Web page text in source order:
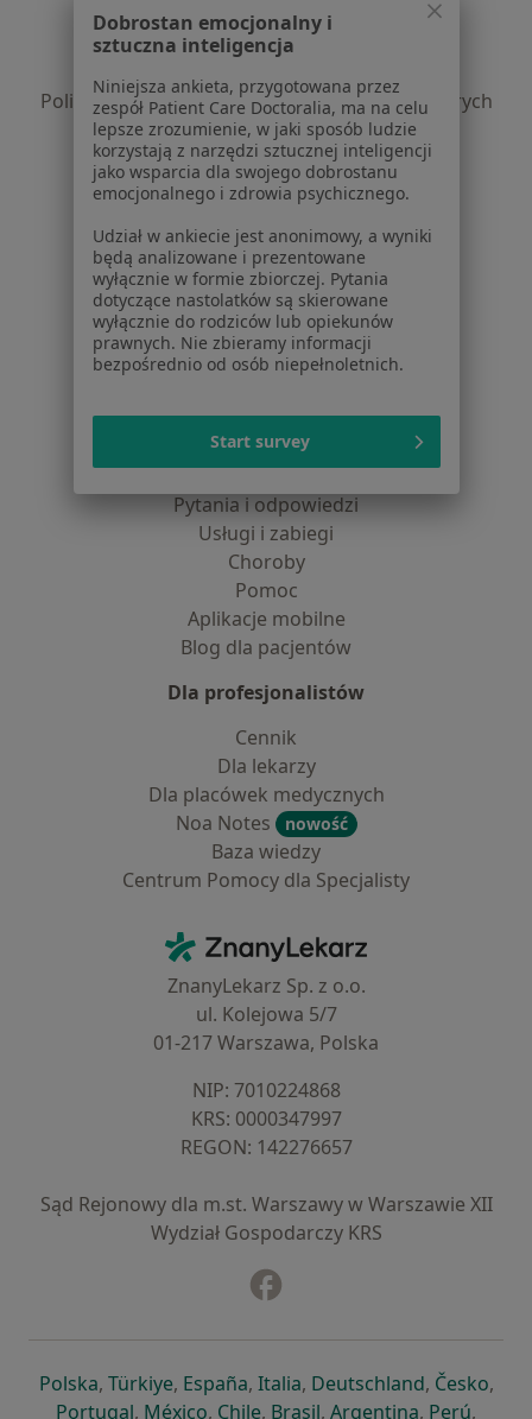
Regulamin
Polityka prywatności pacjentów
Polityka prywatności dla profesjonalistów, których
dane pozyskaliśmy samodzielnie
Polityka cookies
Jak działają wyniki wyszukiwania
O nas
Praca Rekrutujemy!
Partnerzy
Centrum prasowe
Kontakt
Lekarze
Placówki medyczne
Pytania i odpowiedzi
Usługi i zabiegi
Choroby
Pomoc
Aplikacje mobilne
Blog dla pacjentów
Dla profesjonalistów
Cennik
Dla lekarzy
Dla placówek medycznych
Noa Notes
nowość
Baza wiedzy
Centrum Pomocy dla Specjalisty
ZnanyLekarz - Strona główna
ZnanyLekarz Sp. z o.o.
ul. Kolejowa 5/7
01-217 Warszawa, Polska
NIP: ⁠7010224868
KRS: ⁠0000347997
REGON: ⁠142276657
Sąd Rejonowy dla m.st. Warszawy w Warszawie XII
Wydział Gospodarczy KRS
Polskaotwiera się w nowej karcie
, Türkiyeotwiera się w nowej karcie
, Españaotwiera się w nowej karcie
, Italiaotwiera się w nowej
, Deutschlandotwiera się
, Česko,
Portugalotwiera się w nowej karcie
, Méxicootwiera się w nowej karcie
, Chileotwiera się w nowej karcie
, Brasilotwiera się w nowej
, Argentinaotwiera się
, Perú,
Dobrostan emocjonalny i
sztuczna inteligencja
Niniejsza ankieta, przygotowana przez
zespół Patient Care Doctoralia, ma na celu
lepsze zrozumienie, w jaki sposób ludzie
korzystają z narzędzi sztucznej inteligencji
jako wsparcia dla swojego dobrostanu
emocjonalnego i zdrowia psychicznego.
Udział w ankiecie jest anonimowy, a wyniki
będą analizowane i prezentowane
wyłącznie w formie zbiorczej. Pytania
dotyczące nastolatków są skierowane
wyłącznie do rodziców lub opiekunów
prawnych. Nie zbieramy informacji
bezpośrednio od osób niepełnoletnich.
Start survey